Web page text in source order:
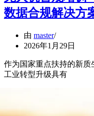
数据合规解决方
由 master
2026年1月29日
作为国家重点扶持的新质
工业转型升级具有